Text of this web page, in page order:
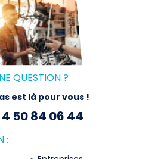
QUESTION ?
est là pour vous !
4 50 84 06 44
: